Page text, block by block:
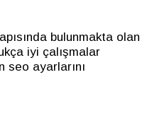
bulunmakta olan
iyi çalışmalar
seo ayarlarını